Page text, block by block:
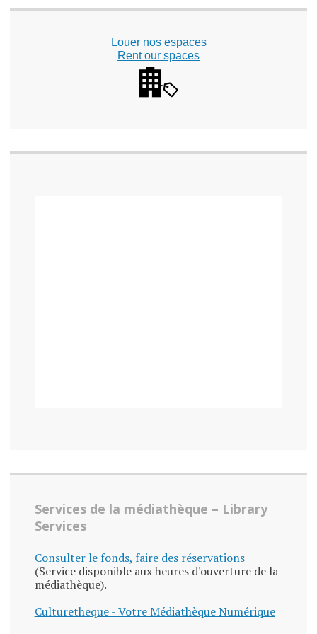
Louer nos espaces
Rent our spaces
Services de la médiathèque – Library
Services
Consulter le fonds, faire des réservations
(Service disponible aux heures d'ouverture de la
médiathèque).
Culturetheque - Votre Médiathèque Numérique